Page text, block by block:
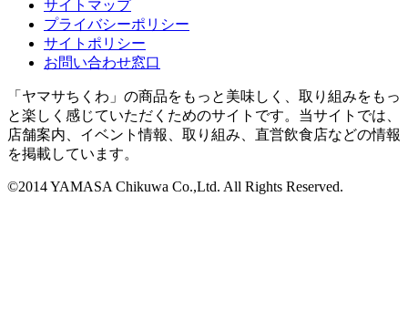
サイトマップ
プライバシーポリシー
サイトポリシー
お問い合わせ窓口
「ヤマサちくわ」の商品をもっと美味しく、取り組みをもっ
と楽しく感じていただくためのサイトです。当サイトでは、
店舗案内、イベント情報、取り組み、直営飲食店などの情報
を掲載しています。
©2014 YAMASA Chikuwa Co.,Ltd. All Rights Reserved.